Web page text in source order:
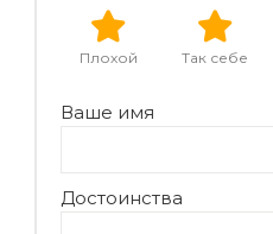
Так себе
Плохой
Ваше имя
Достоинства